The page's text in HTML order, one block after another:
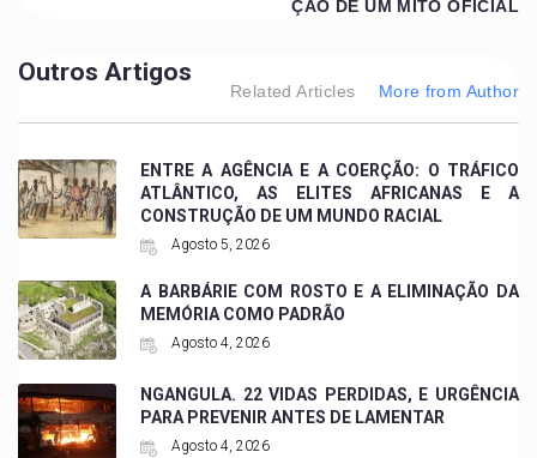
ÇÃO DE UM MITO OFICIAL
Outros Artigos
Related Articles More from Author
ENTRE A AGÊNCIA E A COERÇÃO: O TRÁFICO
ATLÂNTICO, AS ELITES AFRICANAS E A
CONSTRUÇÃO DE UM MUNDO RACIAL
Agosto 5, 2026
A BARBÁRIE COM ROSTO E A ELIMINAÇÃO DA
MEMÓRIA COMO PADRÃO
Agosto 4, 2026
NGANGULA. 22 VIDAS PERDIDAS, E URGÊNCIA
PARA PREVENIR ANTES DE LAMENTAR
Agosto 4, 2026